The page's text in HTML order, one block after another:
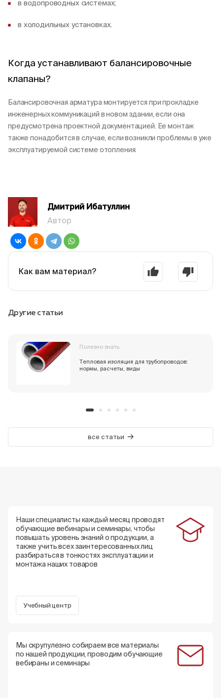
в водопроводных системах;
в холодильных установках.
Когда устанавливают балансировочные
клапаны?
Балансировочная арматура монтируется при прокладке
инженерных коммуникаций в новом здании, если она
предусмотрена проектной документацией. Ее монтаж
также понадобится в случае, если возникли проблемы в уже
эксплуатируемой системе отопления.
Дмитрий Ибатуллин
Автор
Как вам материал?
Другие статьи
Полезно знать
Тепловая изоляция для трубопроводов:
нормы, расчеты, виды
все статьи
Наши специалисты каждый месяц проводят
обучающие вебинары и семинары, чтобы
повышать уровень знаний о продукции, а
также учить всех заинтересованных лиц
разбираться в тонкостях эксплуатации и
монтажа наших товаров
Учебный центр
Мы скрупулезно собираем все материалы
по нашей продукции, проводим обучающие
вебираны и семинары